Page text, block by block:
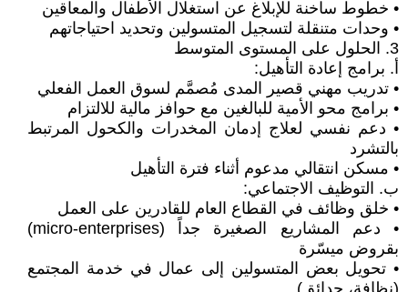
• خطوط ساخنة للإبلاغ عن استغلال الأطفال والمعاقين
• وحدات متنقلة لتسجيل المتسولين وتحديد احتياجاتهم
3. الحلول على المستوى المتوسط
أ. برامج إعادة التأهيل:
• تدريب مهني قصير المدى مُصمَّم لسوق العمل الفعلي
• برامج محو الأمية للبالغين مع حوافز مالية للالتزام
• دعم نفسي لعلاج إدمان المخدرات والكحول المرتبط
بالتشرد
• مسكن انتقالي مدعوم أثناء فترة التأهيل
ب. التوظيف الاجتماعي:
• خلق وظائف في القطاع العام للقادرين على العمل
• دعم المشاريع الصغيرة جداً (micro-enterprises)
بقروض ميسّرة
• تحويل بعض المتسولين إلى عمال في خدمة المجتمع